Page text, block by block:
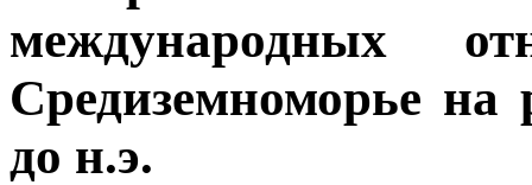
международных
Средиземноморье
до н.э.